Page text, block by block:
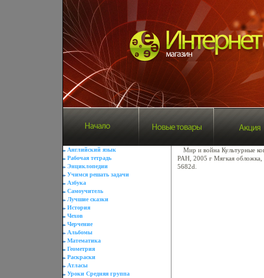
Английский язык
Рабочая тетрадь
Энциклопедии
Учимся решать задачи
Азбука
Самоучитель
Лучшие сказки
История
Чехов
Черчение
Альбомы
Математика
Геометрия
Раскраски
Атласы
Уроки Средняя группа
Мир и война Культурные
РАН, 2005 г Мягкая
5682d.